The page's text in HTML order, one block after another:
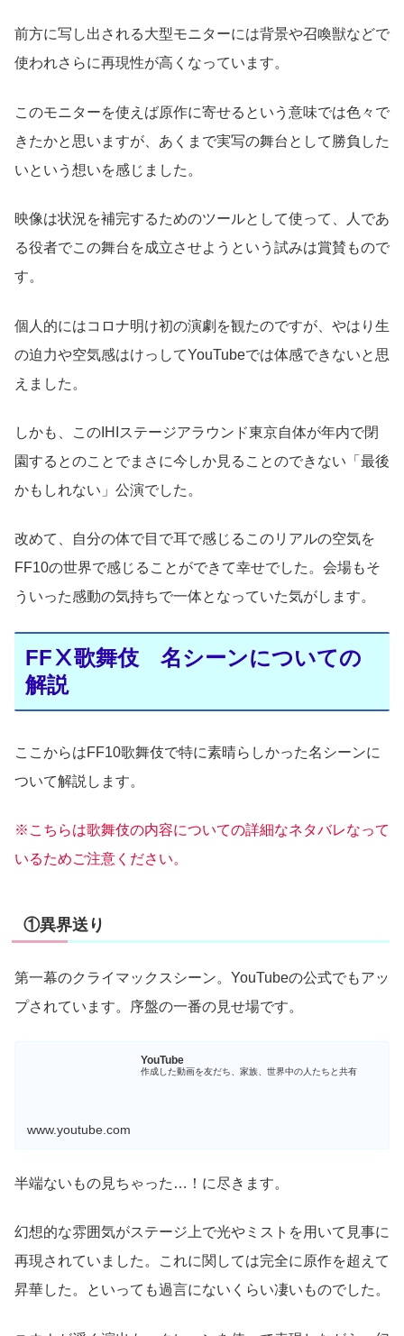
前方に写し出される大型モニターには背景や召喚獣などで
使われさらに再現性が高くなっています。
このモニターを使えば原作に寄せるという意味では色々で
きたかと思いますが、あくまで実写の舞台として勝負した
いという想いを感じました。
映像は状況を補完するためのツールとして使って、人であ
る役者でこの舞台を成立させようという試みは賞賛もので
す。
個人的にはコロナ明け初の演劇を観たのですが、やはり生
の迫力や空気感はけっしてYouTubeでは体感できないと思
えました。
しかも、このIHIステージアラウンド東京自体が年内で閉
園するとのことでまさに今しか見ることのできない「最後
かもしれない」公演でした。
改めて、自分の体で目で耳で感じるこのリアルの空気を
FF10の世界で感じることができて幸せでした。会場もそ
ういった感動の気持ちで一体となっていた気がします。
FFⅩ歌舞伎 名シーンについての
解説
ここからはFF10歌舞伎で特に素晴らしかった名シーンに
ついて解説します。
※こちらは歌舞伎の内容についての詳細なネタバレなって
いるためご注意ください。
①異界送り
第一幕のクライマックスシーン。YouTubeの公式でもアッ
プされています。序盤の一番の見せ場です。
YouTube
作成した動画を友だち、家族、世界中の人たちと共有
www.youtube.com
半端ないもの見ちゃった…！に尽きます。
幻想的な雰囲気がステージ上で光やミストを用いて見事に
再現されていました。これに関しては完全に原作を超えて
昇華した。といっても過言にないくらい凄いものでした。